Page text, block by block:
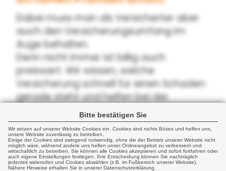
Bitte bestätigen Sie
Wir setzen auf unserer Website Cookies ein. Cookies sind nichts Böses und helfen uns,
unsere Website zuverlässig zu betreiben.
Einige der Cookies sind zwingend notwendig, ohne die der Betrieb unserer Website nicht
möglich wäre, während andere uns helfen unser Onlineangebot zu verbessern und
wirtschaftlich zu betreiben. Sie können alle Cookies akzeptieren und sofort fortfahren oder
auch eigene Einstellungen festlegen. Ihre Entscheidung können Sie nachträglich
jederzeit widerrufen und Cookies abwählen (z.B. im Fußbereich unserer Website).
Nähere Hinweise erhalten Sie in unserer Datenschutzerklärung.
Dabei muss man als Versicherter aber
auch den Versicherungsumfang im
Auge behalten.
Denn nicht immer ist billig auch
preiswert. Wir wissen, welche
Versicherung schnell für einen Schaden
gerade steht und helfen bei der
Abwicklung im Schadensfall.
Weiterführende Informationen zu
diesem Thema finden Siehier